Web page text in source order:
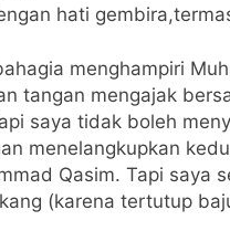
hati
menghampiri
tangan mengajak
saya tidak boleh
menelangkupkan
Qasim. Tapi saya
(karena tertutup